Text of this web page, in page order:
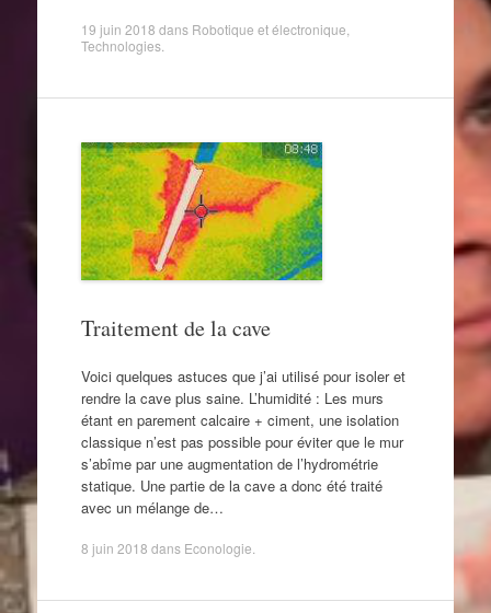
19 juin 2018 dans Robotique et électronique
Technologies.
Traitement de la cave
Voici quelques astuces que j’ai utilisé pour isoler et
rendre la cave plus saine. L’humidité : Les murs
étant en parement calcaire + ciment, une isolation
classique n’est pas possible pour éviter que le mur
s’abîme par une augmentation de l’hydrométrie
statique. Une partie de la cave a donc été traité
avec un mélange de…
8 juin 2018 dans Econologie